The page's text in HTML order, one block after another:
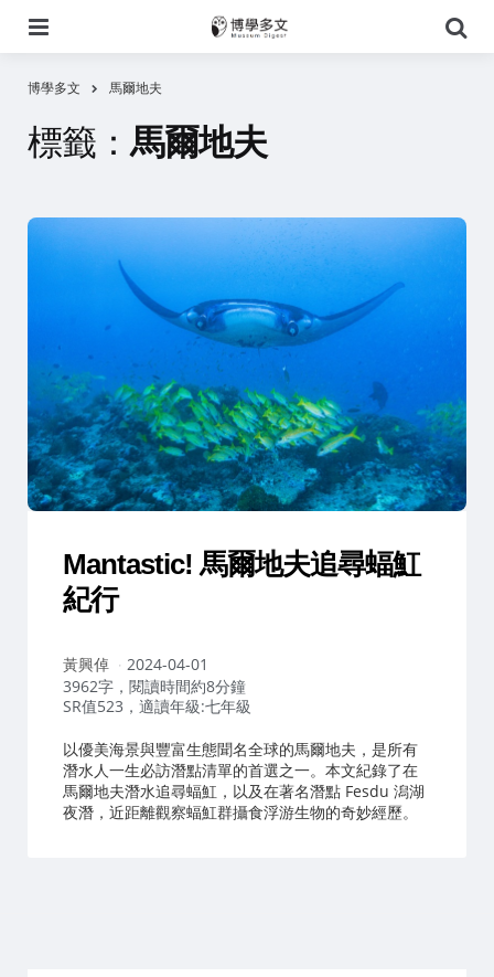
尋
博學多文 馬爾地夫
標籤： 馬爾地夫
Mantastic! 馬爾地夫追尋蝠魟
紀行
作
者：
黃興倬
2024-04-01
3962字，閱讀時間約8分鐘
SR值523，適讀年級:七年級
以優美海景與豐富生態聞名全球的馬爾地夫，是所有
潛水人一生必訪潛點清單的首選之一。本文紀錄了在
馬爾地夫潛水追尋蝠魟，以及在著名潛點 Fesdu 潟湖
夜潛，近距離觀察蝠魟群攝食浮游生物的奇妙經歷。